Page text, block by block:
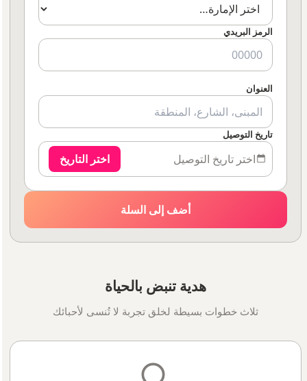
الرمز البريدي
العنوان
تاريخ التوصيل
اختر تاريخ التوصيل اختر التاريخ
أضف إلى السلة
هدية تنبض بالحياة
ثلاث خطوات بسيطة لخلق تجربة لا تُنسى لأحبائك